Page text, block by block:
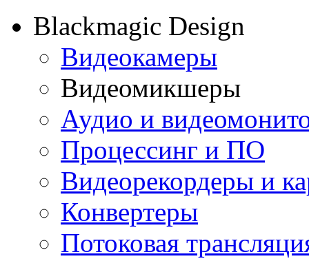
Blackmagic Design
Видеокамеры
Видеомикшеры
Аудио и
Процессинг и ПО
Видеорекордеры и
Конвертеры
Потоковая